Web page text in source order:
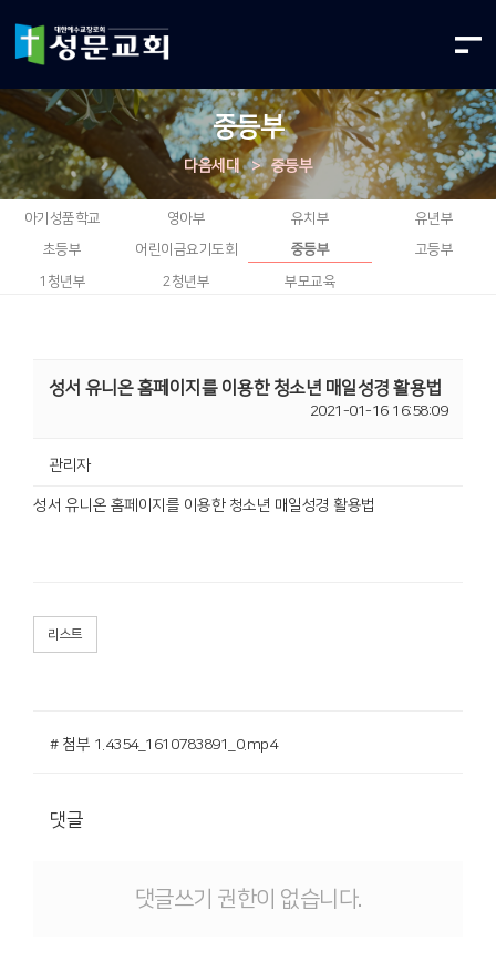
중등부
다음세대 > 중등부
아기성품학교 영아부 유치부
유년부
초등부
어린이금요기도회 중등부 고등부
1청년부 2청년부 부모교육
성서 유니온 홈페이지를 이용한 청소년 매일성경 활용법
2021-01-16 16:58:09
관리자
성서 유니온 홈페이지를 이용한 청소년 매일성경 활용법
리스트
# 첨부 1.4354_1610783891_0.mp4
댓글
댓글쓰기 권한이 없습니다.